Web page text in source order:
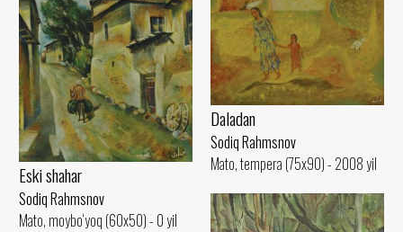
Eski shahar
Sodiq Rahmsnov
Mato, moybo‘yoq (60x50) - 0 yil
Daladan
Sodiq Rahmsnov
Mato, tempera (75x90) - 2008 yil